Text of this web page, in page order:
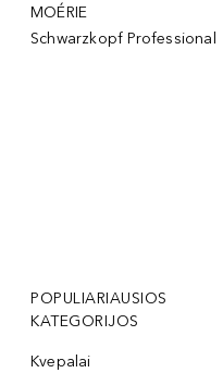
MOÉRIE
Schwarzkopf Professional
POPULIARIAUSIOS
KATEGORIJOS
Kvepalai